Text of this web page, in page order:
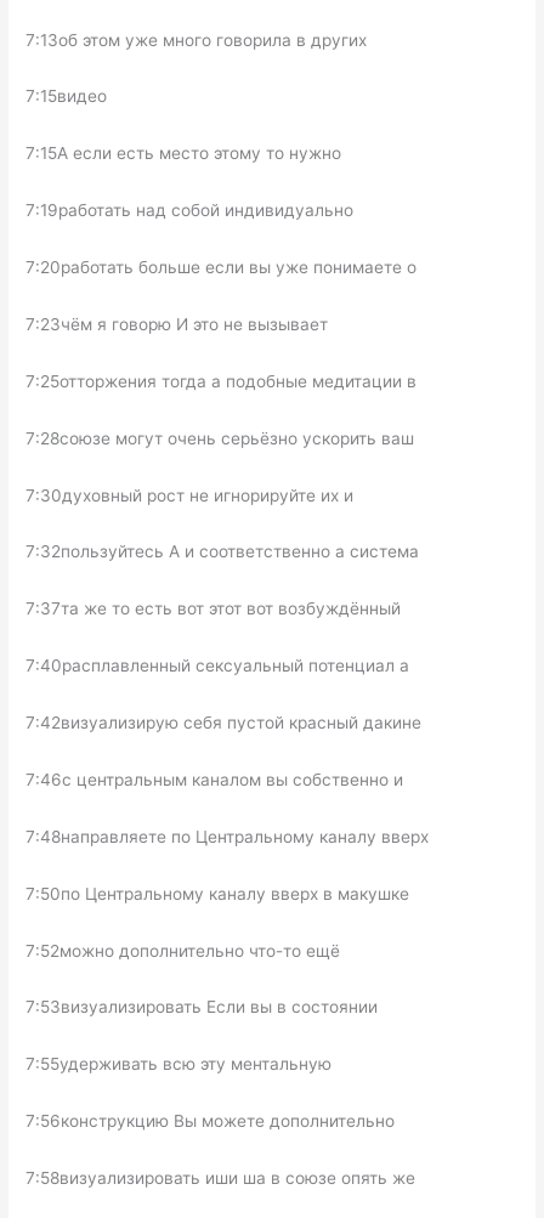
7:13об этом уже много говорила в других
7:15видео
7:15А если есть место этому то нужно
7:19работать над собой индивидуально
7:20работать больше если вы уже понимаете о
7:23чём я говорю И это не вызывает
7:25отторжения тогда а подобные медитации в
7:28союзе могут очень серьёзно ускорить ваш
7:30духовный рост не игнорируйте их и
7:32пользуйтесь А и соответственно а система
7:37та же то есть вот этот вот возбуждённый
7:40расплавленный сексуальный потенциал а
7:42визуализирую себя пустой красный дакине
7:46с центральным каналом вы собственно и
7:48направляете по Центральному каналу вверх
7:50по Центральному каналу вверх в макушке
7:52можно дополнительно что-то ещё
7:53визуализировать Если вы в состоянии
7:55удерживать всю эту ментальную
7:56конструкцию Вы можете дополнительно
7:58визуализировать иши ша в союзе опять же